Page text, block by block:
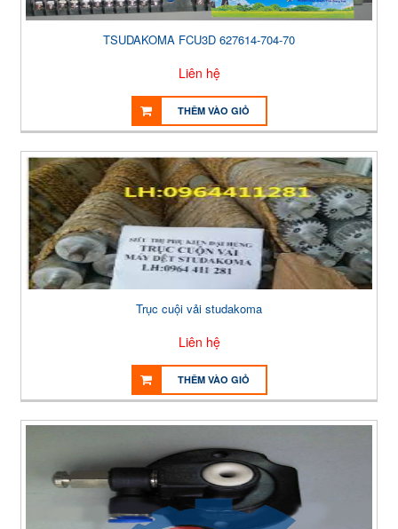
TSUDAKOMA FCU3D 627614-704-70
Liên hệ
THÊM VÀO GIỎ
Trục cuội vải studakoma
Liên hệ
THÊM VÀO GIỎ